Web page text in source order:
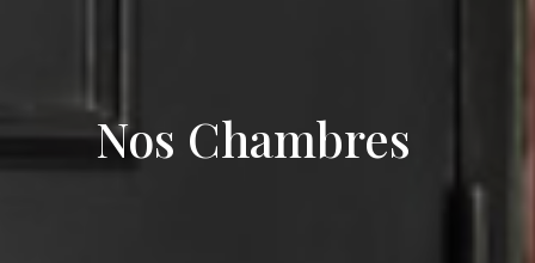
Nos Chambres